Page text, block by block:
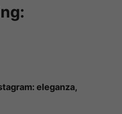
eleganza,